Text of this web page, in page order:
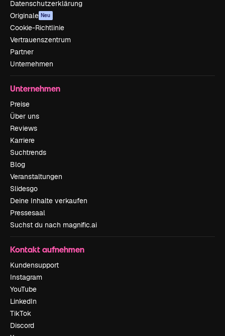
Datenschutzerklärung
Originale Neu
Cookie-Richtlinie
Vertrauenszentrum
Partner
Unternehmen
Unternehmen
Preise
Über uns
Reviews
Karriere
Suchtrends
Blog
Veranstaltungen
Slidesgo
Deine Inhalte verkaufen
Pressesaal
Suchst du nach magnific.ai
Kontakt aufnehmen
Kundensupport
Instagram
YouTube
LinkedIn
TikTok
Discord